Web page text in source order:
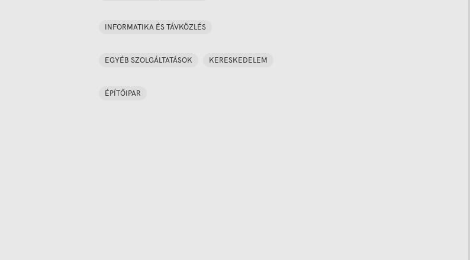
INFORMATIKA ÉS TÁVKÖZLÉS
EGYÉB SZOLGÁLTATÁSOK KERESKEDELEM
ÉPÍTŐIPAR